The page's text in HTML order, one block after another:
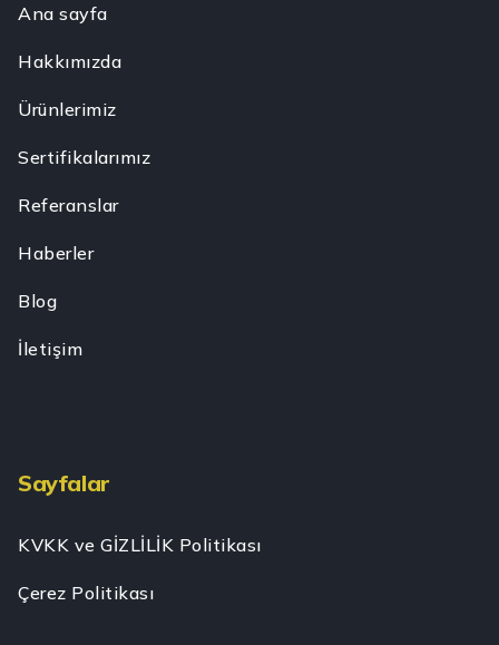
Ana sayfa
Hakkımızda
Ürünlerimiz
Sertifikalarımız
Referanslar
Haberler
Blog
İletişim
Sayfalar
KVKK ve GİZLİLİK Politikası
Çerez Politikası